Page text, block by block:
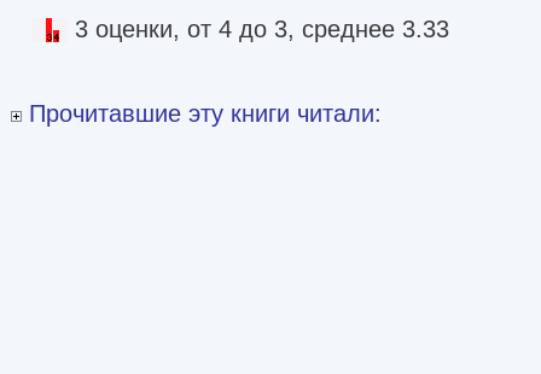
3 оценки, от 4 до 3, среднее 3.33
Прочитавшие эту книги читали: